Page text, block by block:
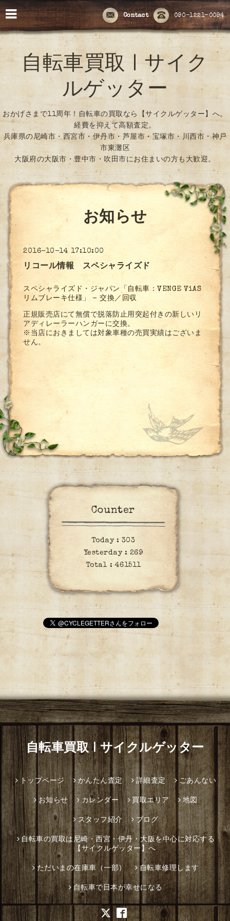
090-1221-0094
Contact
自転車買取 | サイク
ルゲッター
おかげさまで11周年！自転車の買取なら【サイクルゲッター】へ。
経費を抑えて高額査定。
兵庫県の尼崎市・西宮市・伊丹市・芦屋市・宝塚市・川西市・神戸
市東灘区
大阪府の大阪市・豊中市・吹田市にお住まいの方も大歓迎。
お知らせ
2016-10-14 17:10:00
リコール情報 スペシャライズド
スペシャライズド・ジャパン「自転車：VENGE ViAS
リムブレーキ仕様」 - 交換／回収
正規販売店にて無償で脱落防止用突起付きの新しいリ
アディレーラーハンガーに交換。
※当店におきましては対象車種の売買実績はございま
せん。
Counter
Today : 303
Yesterday : 269
Total : 461511
自転車買取 | サイクルゲッター
トップページ かんたん査定 詳細査定 ごあんない
お知らせ カレンダー 買取エリア 地図
スタッフ紹介 ブログ
自転車の買取は尼崎・西宮・伊丹・大阪を中心に対応する
【サイクルゲッター】へ
ただいまの在庫車（一部） 自転車修理します
自転車で日本が幸せになる